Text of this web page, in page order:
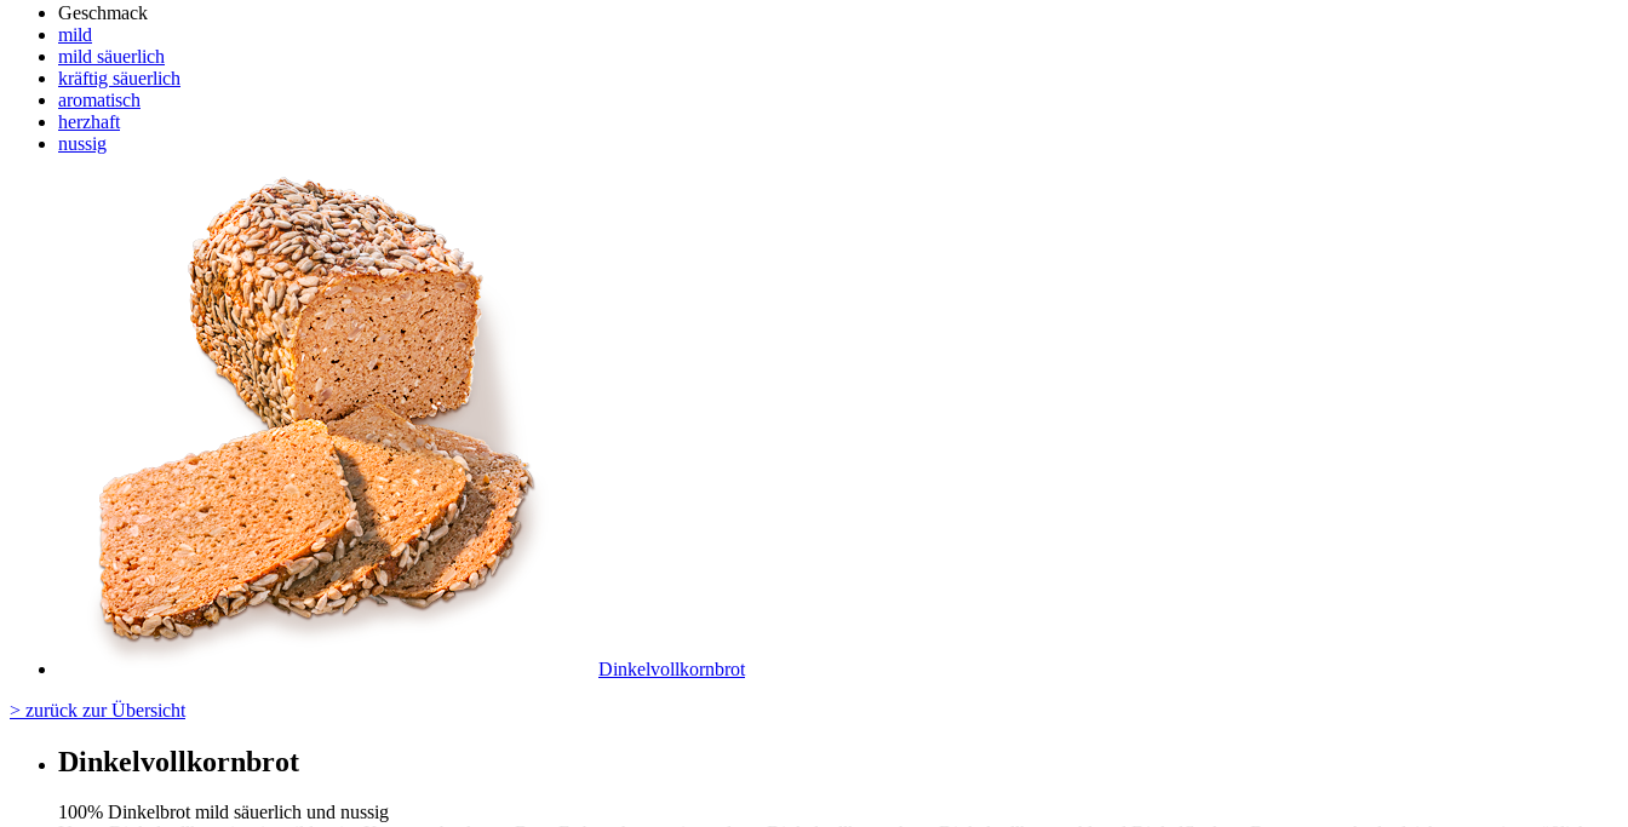
Geschmack
mild
mild säuerlich
kräftig säuerlich
aromatisch
herzhaft
nussig
Dinkelvollkornbrot
> zurück zur Übersicht
Dinkelvollkornbrot
100% Dinkelbrot mild säuerlich und nussig